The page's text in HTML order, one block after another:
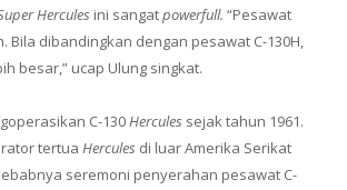
Hercules ini sangatpowerfull. “Pesawat
Bila dibandingkan dengan pesawat C-130H,
besar,” ucap Ulung singkat.
C-130Hercules sejak tahun 1961.
tertua Hercules di luar Amerika Serikat
seremoni penyerahan pesawat C-